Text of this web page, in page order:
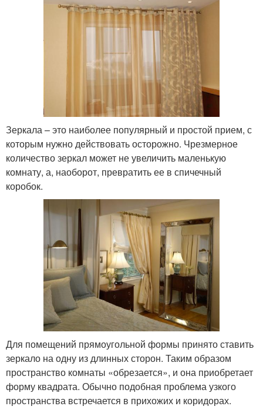
Зеркала – это наиболее популярный и простой прием, с
которым нужно действовать осторожно. Чрезмерное
количество зеркал может не увеличить маленькую
комнату, а, наоборот, превратить ее в спичечный
коробок.
Для помещений прямоугольной формы принято ставить
зеркало на одну из длинных сторон. Таким образом
пространство комнаты «обрезается», и она приобретает
форму квадрата. Обычно подобная проблема узкого
пространства встречается в прихожих и коридорах.